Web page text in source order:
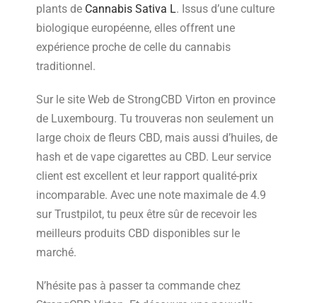
plants de Cannabis Sativa L. Issus d’une culture
biologique européenne, elles offrent une
expérience proche de celle du cannabis
traditionnel.
Sur le site Web de StrongCBD Virton en province
de Luxembourg. Tu trouveras non seulement un
large choix de fleurs CBD, mais aussi d’huiles, de
hash et de vape cigarettes au CBD. Leur service
client est excellent et leur rapport qualité-prix
incomparable. Avec une note maximale de 4.9
sur Trustpilot, tu peux être sûr de recevoir les
meilleurs produits CBD disponibles sur le
marché.
N’hésite pas à passer ta commande chez